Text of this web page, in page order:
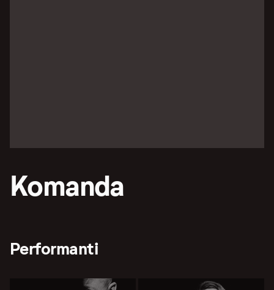
Komanda
Performanti